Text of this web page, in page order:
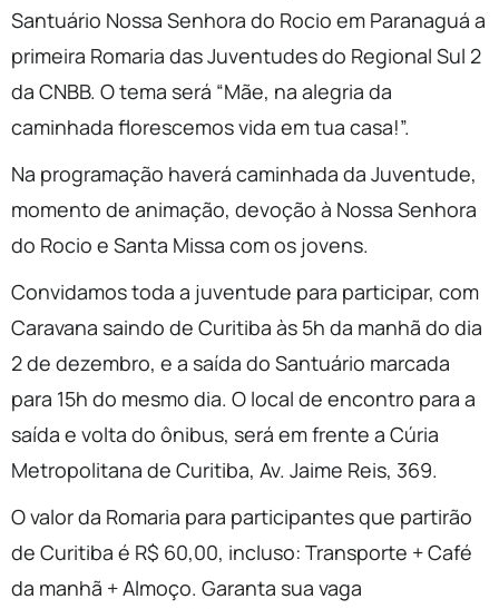
Santuário Nossa Senhora do Rocio em Paranaguá a
primeira Romaria das Juventudes do Regional Sul 2
da CNBB. O tema será “Mãe, na alegria da
caminhada florescemos vida em tua casa!”.
Na programação haverá caminhada da Juventude,
momento de animação, devoção à Nossa Senhora
do Rocio e Santa Missa com os jovens.
Convidamos toda a juventude para participar, com
Caravana saindo de Curitiba às 5h da manhã do dia
2 de dezembro, e a saída do Santuário marcada
para 15h do mesmo dia. O local de encontro para a
saída e volta do ônibus, será em frente a Cúria
Metropolitana de Curitiba, Av. Jaime Reis, 369.
O valor da Romaria para participantes que partirão
de Curitiba é R$ 60,00, incluso: Transporte + Café
da manhã + Almoço. Garanta sua vaga